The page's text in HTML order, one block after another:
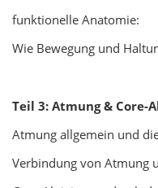
funktionelle Anatomie:
Wie Bewegung und
Teil 3: Atmung & Core-
Atmung allgemein und
Verbindung von Atmung